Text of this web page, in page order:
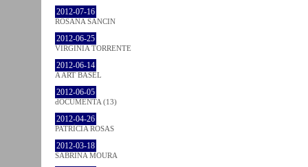
2012-07-16
ROSANA SANCIN
2012-06-25
VIRGINIA TORRENTE
2012-06-14
A ART BASEL
2012-06-05
dOCUMENTA (13)
2012-04-26
PATRÍCIA ROSAS
2012-03-18
SABRINA MOURA